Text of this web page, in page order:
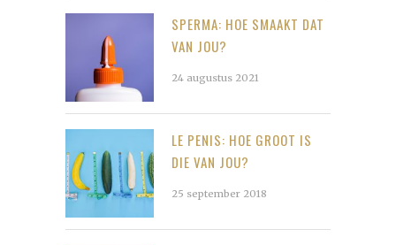
SPERMA: HOE SMAAKT DAT
VAN JOU?
24 augustus 2021
LE PENIS: HOE GROOT IS
DIE VAN JOU?
25 september 2018